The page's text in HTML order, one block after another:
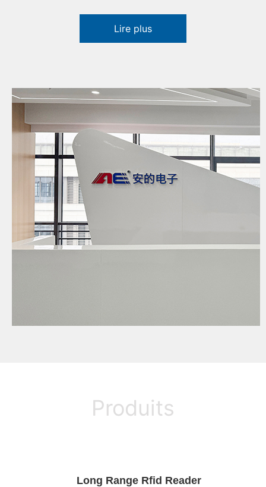
Lire plus
Produits
Long Range Rfid Reader